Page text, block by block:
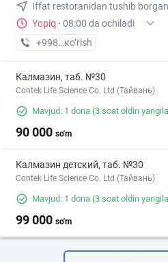
Iffat restoranidan tushib
Yopiq · 08:00 da ochiladi
+998 (93) XXX-XX-XX
кo’rish
Калмазин, таб. №30
Contek Life Science Co. Ltd (Тайвань)
Mavjud: 1 dona (3 soat oldin
90 000 so'm
Калмазин детский, таб. №30
Contek Life Science Co. Ltd (Тайвань)
Mavjud: 1 dona (3 soat oldin
99 000 so'm